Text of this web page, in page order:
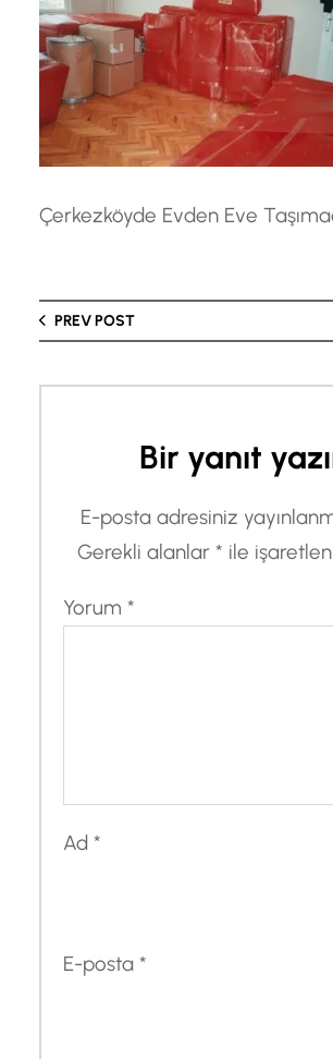
Çerkezköyde Evden Eve
PREV POST
Bir yanıt
E-posta adresiniz
Gerekli alanlar * ile
Yorum *
Ad *
E-posta *